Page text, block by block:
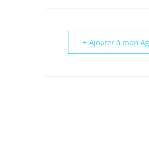
+ Ajouter à mon